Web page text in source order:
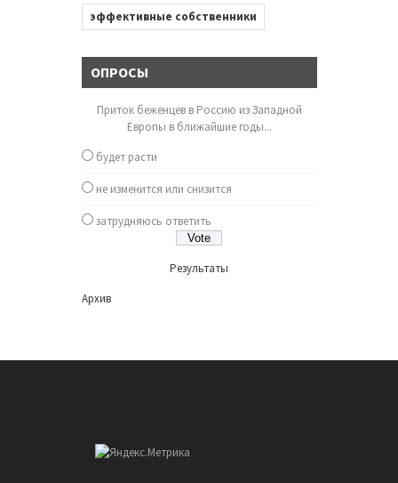
эффективные собственники
ОПРОСЫ
Приток беженцев в Россию из Западной
Европы в ближайшие годы...
будет расти
не изменится или снизится
затрудняюсь ответить
Результаты
Архив